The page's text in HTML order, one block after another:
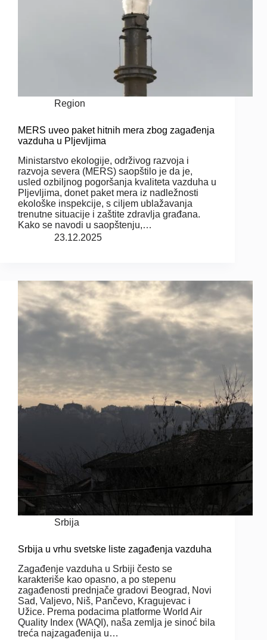
Region
MERS uveo paket hitnih mera zbog zagađenja
vazduha u Pljevljima
Ministarstvo ekologije, održivog razvoja i
razvoja severa (MERS) saopštilo je da je,
usled ozbiljnog pogoršanja kvaliteta vazduha u
Pljevljima, donet paket mera iz nadležnosti
ekološke inspekcije, s ciljem ublažavanja
trenutne situacije i zaštite zdravlja građana.
Kako se navodi u saopštenju,…
23.12.2025
Srbija
Srbija u vrhu svetske liste zagađenja vazduha
Zagađenje vazduha u Srbiji često se
karakteriše kao opasno, a po stepenu
zagađenosti prednjače gradovi Beograd, Novi
Sad, Valjevo, Niš, Pančevo, Kragujevac i
Užice. Prema podacima platforme World Air
Quality Index (WAQI), naša zemlja je sinoć bila
treća najzagađenija u…